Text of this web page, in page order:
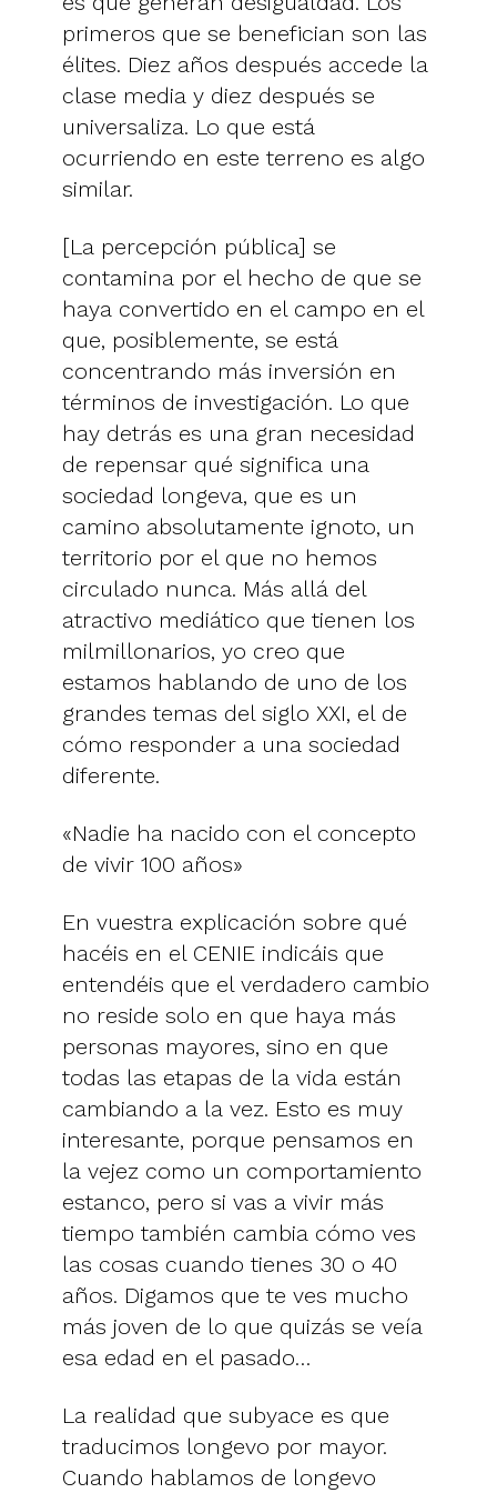
primeros que se benefician son las
élites. Diez años después accede la
clase media y diez después se
universaliza. Lo que está
ocurriendo en este terreno es algo
similar.
[La percepción pública] se
contamina por el hecho de que se
haya convertido en el campo en el
que, posiblemente, se está
concentrando más inversión en
términos de investigación. Lo que
hay detrás es una gran necesidad
de repensar qué significa una
sociedad longeva, que es un
camino absolutamente ignoto, un
territorio por el que no hemos
circulado nunca. Más allá del
atractivo mediático que tienen los
milmillonarios, yo creo que
estamos hablando de uno de los
grandes temas del siglo XXI, el de
cómo responder a una sociedad
diferente.
«Nadie ha nacido con el concepto
de vivir 100 años»
En vuestra explicación sobre qué
hacéis en el CENIE indicáis que
entendéis que el verdadero cambio
no reside solo en que haya más
personas mayores, sino en que
todas las etapas de la vida están
cambiando a la vez. Esto es muy
interesante, porque pensamos en
la vejez como un comportamiento
estanco, pero si vas a vivir más
tiempo también cambia cómo ves
las cosas cuando tienes 30 o 40
años. Digamos que te ves mucho
más joven de lo que quizás se veía
esa edad en el pasado…
La realidad que subyace es que
traducimos longevo por mayor.
Cuando hablamos de longevo